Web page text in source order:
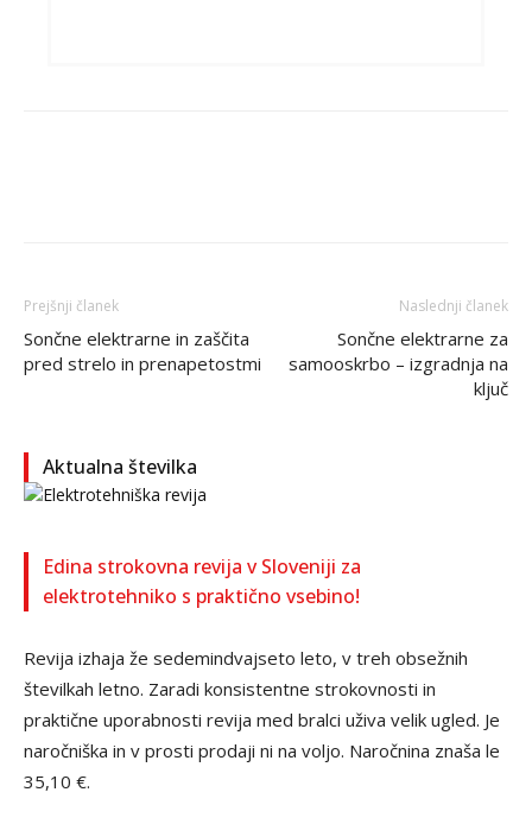
Prejšnji članek
Sončne elektrarne in zaščita
pred strelo in prenapetostmi
Naslednji članek
Sončne elektrarne za
samooskrbo – izgradnja na
ključ
Aktualna številka
Edina strokovna revija v Sloveniji za
elektrotehniko s praktično vsebino!
Revija izhaja že sedemindvajseto leto, v treh obsežnih
številkah letno. Zaradi konsistentne strokovnosti in
praktične uporabnosti revija med bralci uživa velik ugled. Je
naročniška in v prosti prodaji ni na voljo. Naročnina znaša le
35,10 €.